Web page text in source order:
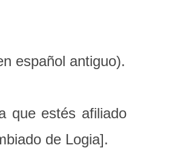
español antiguo).
que estés afiliado
de Logia].